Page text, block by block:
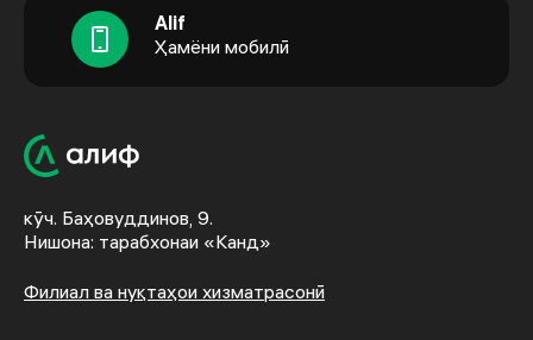
Alif
Ҳамёни мобилӣ
кӯч. Баҳовуддинов, 9.
Нишона: тарабхонаи «Канд»
Филиал ва нуқтаҳои хизматрасонӣ